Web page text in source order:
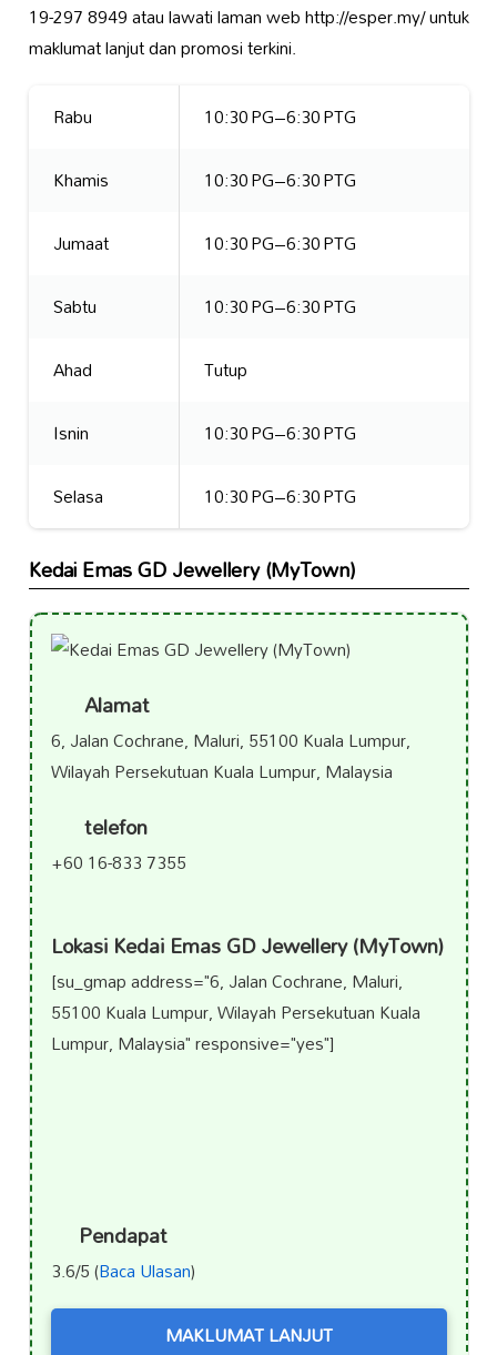
19-297 8949 atau lawati laman web http://esper.my/ untuk
maklumat lanjut dan promosi terkini.
Rabu
10:30 PG–6:30 PTG
Khamis
10:30 PG–6:30 PTG
Jumaat
10:30 PG–6:30 PTG
Sabtu
10:30 PG–6:30 PTG
Ahad
Tutup
Isnin
10:30 PG–6:30 PTG
Selasa
10:30 PG–6:30 PTG
Kedai Emas GD Jewellery (MyTown)
Alamat
6, Jalan Cochrane, Maluri, 55100 Kuala Lumpur,
Wilayah Persekutuan Kuala Lumpur, Malaysia
telefon
+60 16-833 7355
Lokasi Kedai Emas GD Jewellery (MyTown)
[su_gmap address="6, Jalan Cochrane, Maluri,
55100 Kuala Lumpur, Wilayah Persekutuan Kuala
Lumpur, Malaysia" responsive="yes"]
Pendapat
3.6/5 (Baca Ulasan)
MAKLUMAT LANJUT